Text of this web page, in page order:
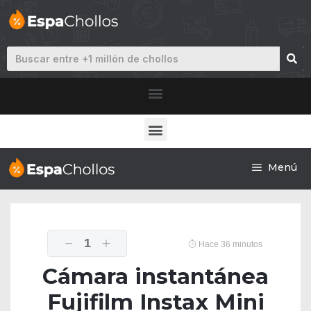
Menú
1 Hace 36 minutos
Cámara instantánea
Fujifilm Instax Mini